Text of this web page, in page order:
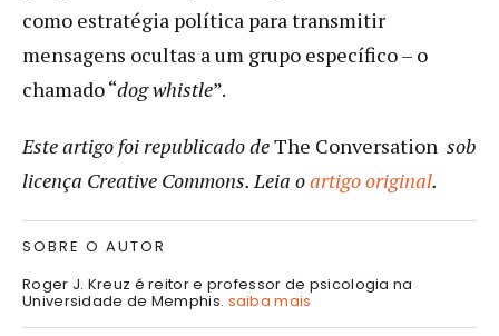
como estratégia política para transmitir
mensagens ocultas a um grupo específico – o
chamado “dog whistle”.
Este artigo foi republicado deThe Conversation sob
licença Creative Commons. Leia oartigo original.
SOBRE O AUTOR
Roger J. Kreuz é reitor e professor de psicologia na
Universidade de Memphis. saiba mais